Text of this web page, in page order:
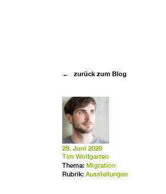
← zurück zum Blog
29. Juni 2020
Tim Wolfgarten
Thema: Migration
Rubrik: Ausstellungen